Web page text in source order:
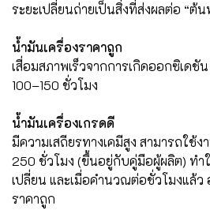
ระยะเปลี่ยนถ่ายเป็นสิ่งที่ส่งผลต่อ “ต้
น้ำมันเครื่องราคาถูก
เสื่อมสภาพเร็วจากการเกิดออกซิเดชั
100–150 ชั่วโมง
น้ำมันเครื่องเกรดดี
มีความเสถียรทางเคมีสูง สามารถใช้
250 ชั่วโมง (ขึ้นอยู่กับคู่มือผู้ผลิต) ทำ
เปลี่ยน และเมื่อคำนวณต่อชั่วโมงแล้
ราคาถูก